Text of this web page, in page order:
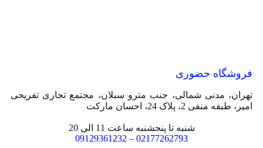
فروشگاه حضوری
تهران، مدنی شمالی، جنب مترو سبلان، مجتمع تجاری تفریحی
امیر، طبقه منفی 2، پلاک 24، احسان مارکت
شنبه تا پنجشنبه ساعت 11 الی 20
02177262793
–
09129361232